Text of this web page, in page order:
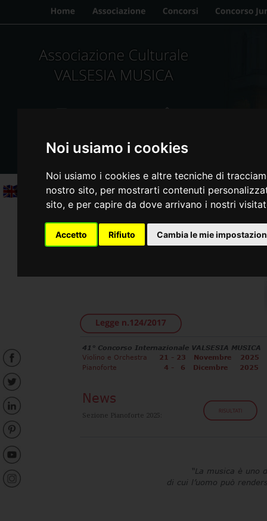
Noi usiamo i cookies
Noi usiamo i cookies e altre tecniche di
nostro sito, per mostrarti contenuti
sito, e per capire da dove arrivano i nostri
Accetto Rifiuto Cambia le mie
Concorso
“La musica è uno
di cui l’uomo può
41° Concorso Internazionale VALSESIA MUSICA
Violino e Orchestra
21 - 23 Novembre
2025
Pianoforte
4 - 6 Dicembre 2025
News
Sezione Pianoforte 2025: